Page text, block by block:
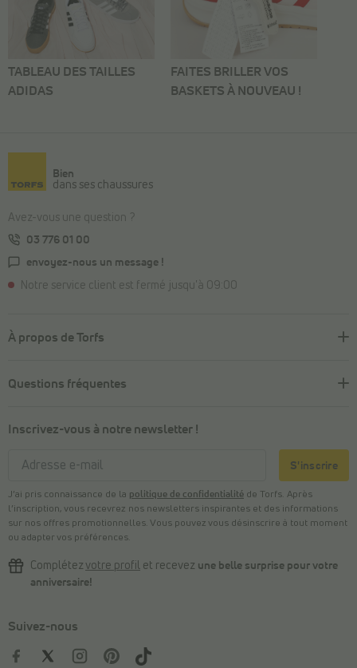
TABLEAU DES TAILLES
ADIDAS
FAITES BRILLER VOS
BASKETS À NOUVEAU !
Bien
dans ses chaussures
Avez-vous une question ?
03 776 01 00
envoyez-nous un message !
Notre service client est fermé jusqu'à 09:00
À propos de Torfs
Questions fréquentes
Inscrivez-vous à notre newsletter !
S'inscrire
J’ai pris connaissance de la politique de confidentialité de Torfs. Après
l’inscription, vous recevrez nos newsletters inspirantes et des informations
sur nos offres promotionnelles. Vous pouvez vous désinscrire à tout moment
ou adapter vos préférences.
Complétez votre profil et recevez une belle surprise pour votre
anniversaire!
Suivez-nous